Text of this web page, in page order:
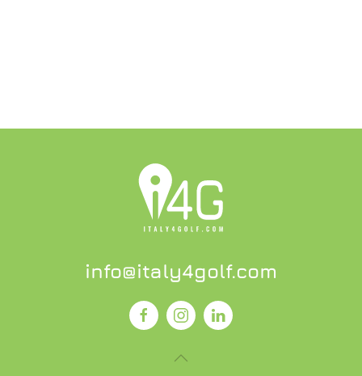
info@italy4golf.com